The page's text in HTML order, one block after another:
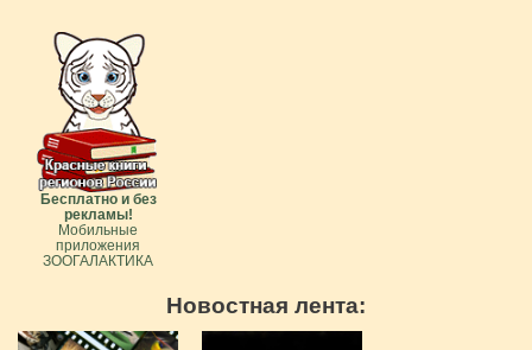
Бесплатно и без
рекламы!
Мобильные
приложения
ЗООГАЛАКТИКА
Новостная лента: